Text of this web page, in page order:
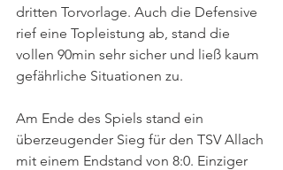
dritten Torvorlage. Auch die Defensive
rief eine Topleistung ab, stand die
vollen 90min sehr sicher und ließ kaum
gefährliche Situationen zu.
Am Ende des Spiels stand ein
überzeugender Sieg für den TSV Allach
mit einem Endstand von 8:0. Einziger